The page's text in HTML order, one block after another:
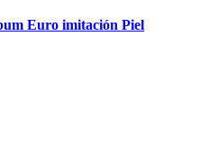
Euro imitación Piel